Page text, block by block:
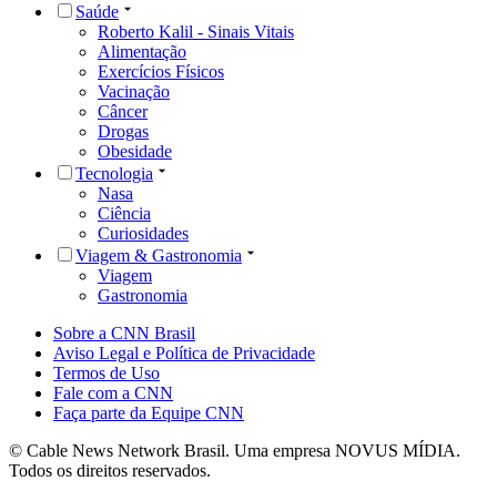
Saúde
Roberto Kalil - Sinais Vitais
Alimentação
Exercícios Físicos
Vacinação
Câncer
Drogas
Obesidade
Tecnologia
Nasa
Ciência
Curiosidades
Viagem & Gastronomia
Viagem
Gastronomia
Sobre a CNN Brasil
Aviso Legal e Política de Privacidade
Termos de Uso
Fale com a CNN
Faça parte da Equipe CNN
© Cable News Network Brasil. Uma empresa NOVUS MÍDIA.
Todos os direitos reservados.